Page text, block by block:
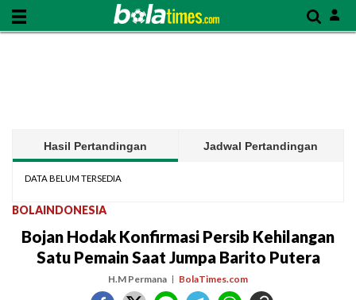
Hasil Pertandingan Jadwal Pertandingan
DATA BELUM TERSEDIA
BOLAINDONESIA
Bojan Hodak Konfirmasi Persib Kehilangan
Satu Pemain Saat Jumpa Barito Putera
H.M Permana BolaTimes.com